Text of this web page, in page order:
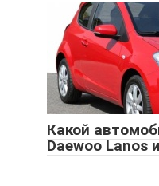
Какой
Daewoo Lanos